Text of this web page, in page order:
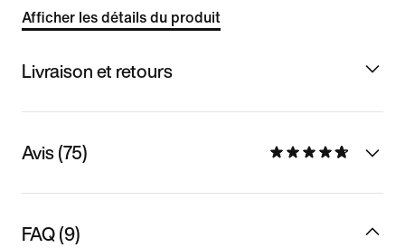
Afficher les détails du produit
Livraison et retours
Avis (75)
FAQ (9)